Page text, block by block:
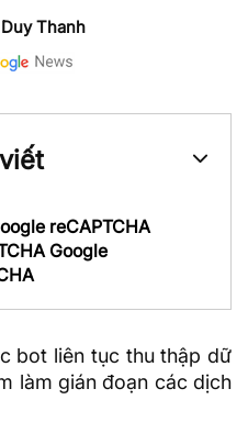
Thanh
reCAPTCHA
Google
bot liên tục thu thập dữ
làm gián đoạn các dịch